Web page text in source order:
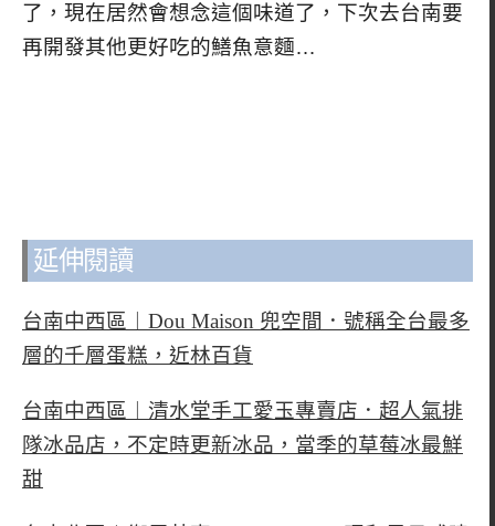
了，現在居然會想念這個味道了，下次去台南要
再開發其他更好吃的鱔魚意麵…
延伸閱讀
台南中西區︱Dou Maison 兜空間．號稱全台最多
層的千層蛋糕，近林百貨
台南中西區︱清水堂手工愛玉專賣店．超人氣排
隊冰品店，不定時更新冰品，當季的草莓冰最鮮
甜